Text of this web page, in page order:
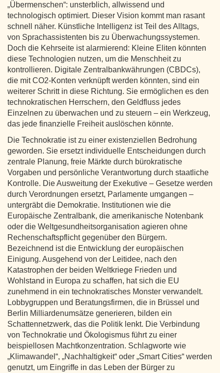
„Übermenschen“: unsterblich, allwissend und
technologisch optimiert. Dieser Vision kommt man rasant
schnell näher. Künstliche Intelligenz ist Teil des Alltags,
von Sprachassistenten bis zu Überwachungssystemen.
Doch die Kehrseite ist alarmierend: Kleine Eliten könnten
diese Technologien nutzen, um die Menschheit zu
kontrollieren. Digitale Zentralbankwährungen (CBDCs),
die mit CO2-Konten verknüpft werden könnten, sind ein
weiterer Schritt in diese Richtung. Sie ermöglichen es den
technokratischen Herrschern, den Geldfluss jedes
Einzelnen zu überwachen und zu steuern – ein Werkzeug,
das jede finanzielle Freiheit auslöschen könnte.
Die Technokratie ist zu einer existenziellen Bedrohung
geworden. Sie ersetzt individuelle Entscheidungen durch
zentrale Planung, freie Märkte durch bürokratische
Vorgaben und persönliche Verantwortung durch staatliche
Kontrolle. Die Ausweitung der Exekutive – Gesetze werden
durch Verordnungen ersetzt, Parlamente umgangen –
untergräbt die Demokratie. Institutionen wie die
Europäische Zentralbank, die amerikanische Notenbank
oder die Weltgesundheitsorganisation agieren ohne
Rechenschaftspflicht gegenüber den Bürgern.
Bezeichnend ist die Entwicklung der europäischen
Einigung. Ausgehend von der Leitidee, nach den
Katastrophen der beiden Weltkriege Frieden und
Wohlstand in Europa zu schaffen, hat sich die EU
zunehmend in ein technokratisches Monster verwandelt.
Lobbygruppen und Beratungsfirmen, die in Brüssel und
Berlin Milliardenumsätze generieren, bilden ein
Schattennetzwerk, das die Politik lenkt. Die Verbindung
von Technokratie und Ökologismus führt zu einer
beispiellosen Machtkonzentration. Schlagworte wie
„Klimawandel“, „Nachhaltigkeit“ oder „Smart Cities“ werden
genutzt, um Eingriffe in das Leben der Bürger zu